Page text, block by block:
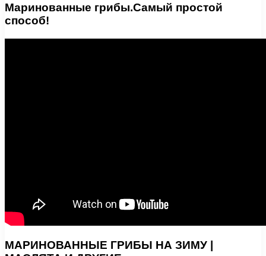
Маринованные грибы.Самый простой
способ!
МАРИНОВАННЫЕ ГРИБЫ НА ЗИМУ |